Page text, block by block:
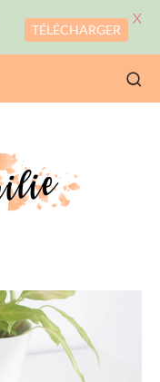
TÉLÉCHARGER
X